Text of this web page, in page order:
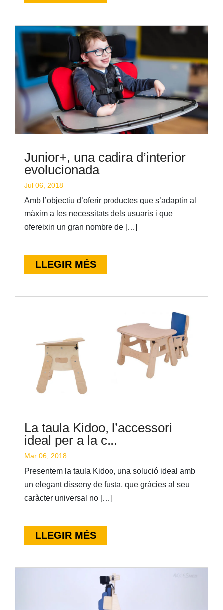
Junior+, una cadira d’interior
evolucionada
Jul 06, 2018
Amb l’objectiu d’oferir productes que s’adaptin al
màxim a les necessitats dels usuaris i que
ofereixin un gran nombre de […]
LLEGIR MÉS
La taula Kidoo, l’accessori
ideal per a la c...
Mar 06, 2018
Presentem la taula Kidoo, una solució ideal amb
un elegant disseny de fusta, que gràcies al seu
caràcter universal no […]
LLEGIR MÉS